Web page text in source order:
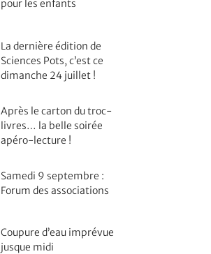
pour les enfants
La dernière édition de
Sciences Pots, c’est ce
dimanche 24 juillet !
Après le carton du troc-
livres… la belle soirée
apéro-lecture !
Samedi 9 septembre :
Forum des associations
Coupure d’eau imprévue
jusque midi